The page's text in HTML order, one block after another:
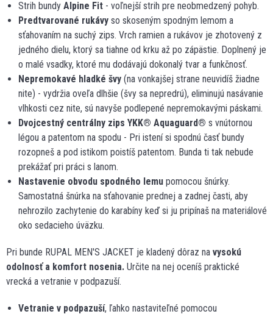
Strih bundy Alpine Fit - voľnejší strih pre neobmedzený pohyb.
Predtvarované rukávy so skoseným spodným lemom a
sťahovaním na suchý zips. Vrch ramien a rukávov je zhotovený z
jedného dielu, ktorý sa tiahne od krku až po zápästie. Doplnený je
o malé vsadky, ktoré mu dodávajú dokonalý tvar a funkčnosť.
Nepremokavé hladké švy (na vonkajšej strane neuvidíš žiadne
nite) - vydržia oveľa dlhšie (švy sa nepredrú), eliminujú nasávanie
vlhkosti cez nite, sú navyše podlepené nepremokavými páskami.
Dvojcestný centrálny zips YKK® Aquaguard® s vnútornou
légou a patentom na spodu - Pri istení si spodnú časť bundy
rozopneš a pod istikom poistíš patentom. Bunda ti tak nebude
prekážať pri práci s lanom.
Nastavenie obvodu spodného lemu pomocou šnúrky.
Samostatná šnúrka na sťahovanie prednej a zadnej časti, aby
nehrozilo zachytenie do karabíny keď si ju pripínaš na materiálové
oko sedacieho úväzku.
Pri bunde RUPAL MEN'S JACKET je kladený dôraz na vysokú
odolnosť a komfort nosenia. Určite na nej oceníš praktické
vrecká a vetranie v podpazuší.
Vetranie v podpazuší, ľahko nastaviteľné pomocou